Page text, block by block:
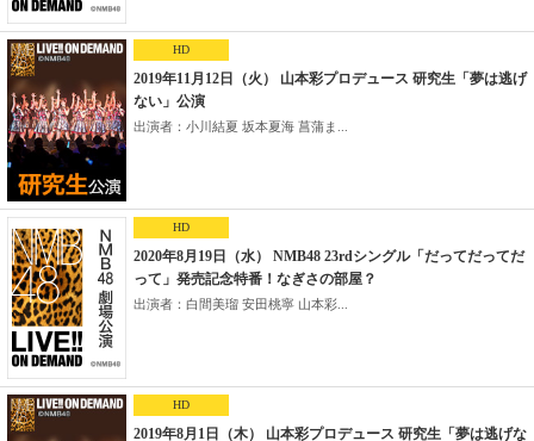
HD
2019年11月12日（火） 山本彩プロデュース 研究生「夢は逃げ
ない」公演
出演者：小川結夏 坂本夏海 菖蒲ま...
HD
2020年8月19日（水） NMB48 23rdシングル「だってだってだ
って」発売記念特番！なぎさの部屋？
出演者：白間美瑠 安田桃寧 山本彩...
HD
2019年8月1日（木） 山本彩プロデュース 研究生「夢は逃げな